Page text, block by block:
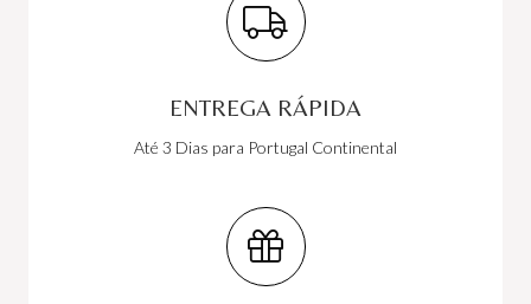
ENTREGA RÁPIDA
Até 3 Dias para Portugal Continental